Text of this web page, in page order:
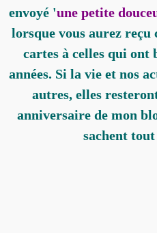
envoyé 'une petite
lorsque vous aurez
cartes à celles qui ont
années. Si la vie et nos
autres, elles
anniversaire de mon
sachent